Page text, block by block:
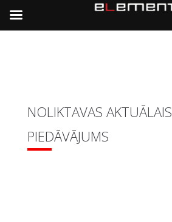
NOLIKTAVAS AKTUĀLAIS
PIEDĀVĀJUMS